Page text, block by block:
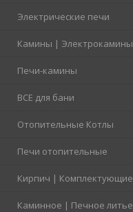
Электрические печи
Камины | Электрокамины
Печи-камины
ВСЕ для бани
Отопительные Котлы
Печи отопительные
Кирпич | Комплектующие
Каминное | Печное литье